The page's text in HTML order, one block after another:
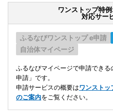
ワンストップ特
対応サー
ふるなびワンストップ e申請
自治体マイページ
ふるなびマイページで申請でき
申請」です。
申請サービスの概要はワンストッ
のご案内をご覧ください。